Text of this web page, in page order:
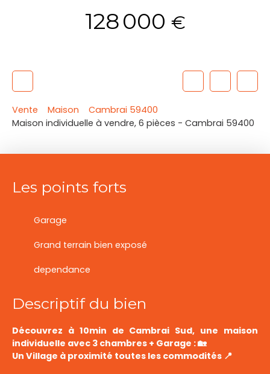
128 000 €
Vente Maison
Cambrai 59400
Maison individuelle à vendre, 6 pièces - Cambrai 59400
Les points forts
Garage
Grand terrain bien exposé
dependance
Descriptif du bien
Découvrez à 10min de Cambrai Sud, une maison
individuelle avec 3 chambres + Garage : 🏡
Un Village à proximité toutes les commodités 📍